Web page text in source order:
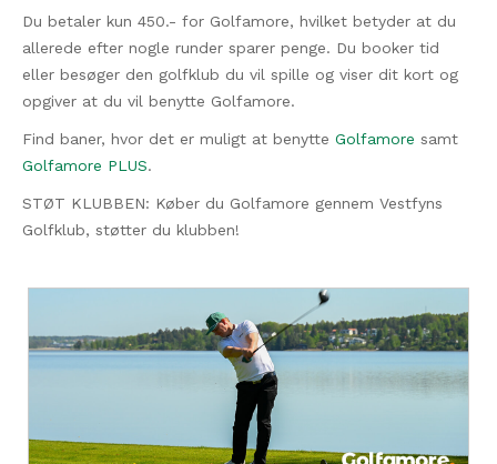
Du betaler kun 450.- for Golfamore, hvilket betyder at du
allerede efter nogle runder sparer penge. Du booker tid
eller besøger den golfklub du vil spille og viser dit kort og
opgiver at du vil benytte Golfamore.
Find baner, hvor det er muligt at benytte Golfamore samt
Golfamore PLUS.
STØT KLUBBEN: Køber du Golfamore gennem Vestfyns
Golfklub, støtter du klubben!